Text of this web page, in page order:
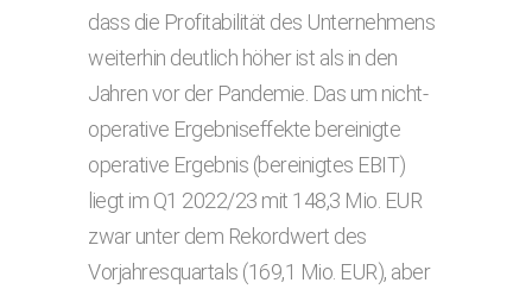
dass die Profitabilität des Unternehmens
weiterhin deutlich höher ist als in den
Jahren vor der Pandemie. Das um nicht-
operative Ergebniseffekte bereinigte
operative Ergebnis (bereinigtes EBIT)
liegt im Q1 2022/23 mit 148,3 Mio. EUR
zwar unter dem Rekordwert des
Vorjahresquartals (169,1 Mio. EUR), aber